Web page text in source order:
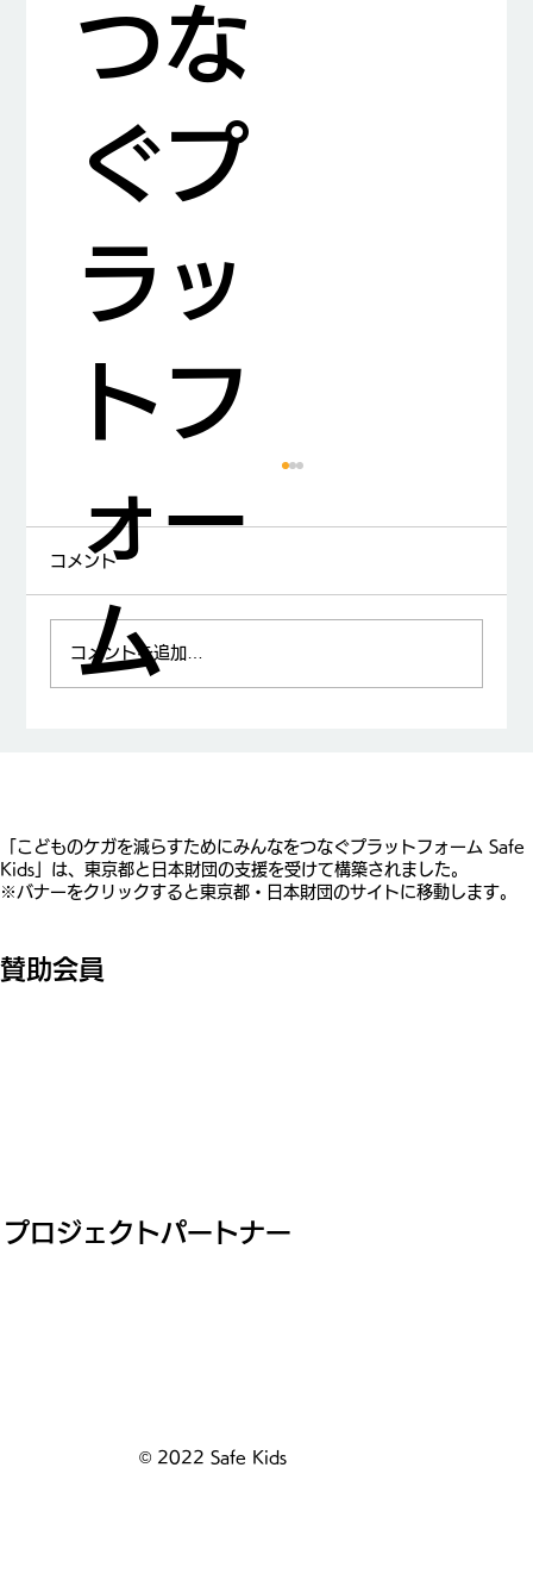
つな
ぐプ
ラッ
トフ
ォー
ム
コメント
コメントを追加…
​「こどものケガを減らすためにみんなをつなぐプラットフォーム Safe
Kids」は、東京都と日本財団の支援を受けて構築されました。
※バナーをクリックすると東京都・日本財団のサイトに移動します。
賛助会員
プロジェクトパートナー
© 2022 Safe Kids